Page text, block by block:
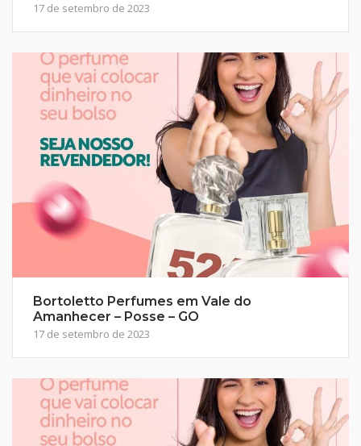
17 de setembro de 2023
Bortoletto Perfumes em Vale do
Amanhecer – Posse – GO
17 de setembro de 2023